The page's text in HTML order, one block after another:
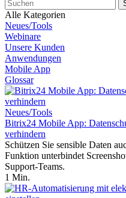
Alle Kategorien
Neues/Tools
Webinare
Unsere Kunden
Anwendungen
Mobile App
Glossar
Neues/Tools
Bitrix24 Mobile App:
verhindern
Schützen Sie sensible Daten
Funktion unterbindet
Support-Teams.
1 Min.